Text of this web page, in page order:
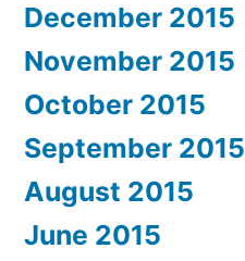
December 2015
November 2015
October 2015
September 2015
August 2015
June 2015